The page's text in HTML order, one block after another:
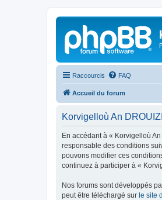
Raccourcis FAQ
Accueil du forum
Korvigelloù An
En accédant à « Korvigelloù
responsable des conditions
pouvons modifier ces
continuez à participer à «
Nos forums sont développés
peut être téléchargé sur le site